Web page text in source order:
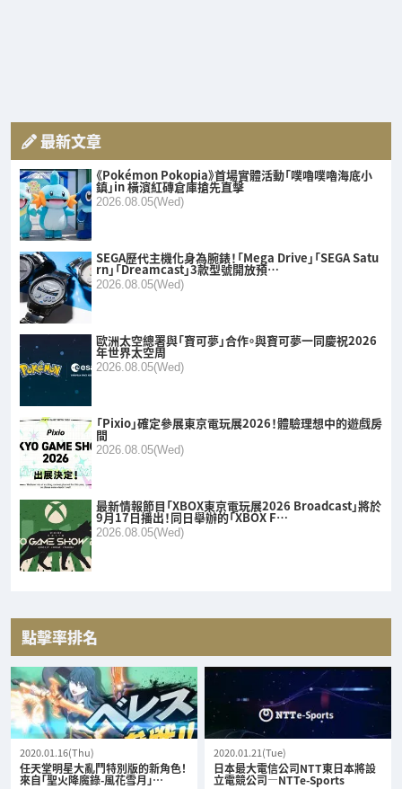
最新文章
《Pokémon Pokopia》首場實體活動「噗嚕噗嚕海底小
鎮」in 橫濱紅磚倉庫搶先直擊
2026.08.05(Wed)
SEGA歷代主機化身為腕錶！「Mega Drive」「SEGA Satu
rn」「Dreamcast」3款型號開放預…
2026.08.05(Wed)
歐洲太空總署與「寶可夢」合作。與寶可夢一同慶祝2026
年世界太空周
2026.08.05(Wed)
「Pixio」確定參展東京電玩展2026！體驗理想中的遊戲房
間
2026.08.05(Wed)
最新情報節目「XBOX東京電玩展2026 Broadcast」將於
9月17日播出！同日舉辦的「XBOX F…
2026.08.05(Wed)
點擊率排名
2020.01.16(Thu)
任天堂明星大亂鬥特別版的新角色！
來自「聖火降魔錄-風花雪月」…
2020.01.21(Tue)
日本最大電信公司NTT東日本將設
立電競公司—NTTe-Sports